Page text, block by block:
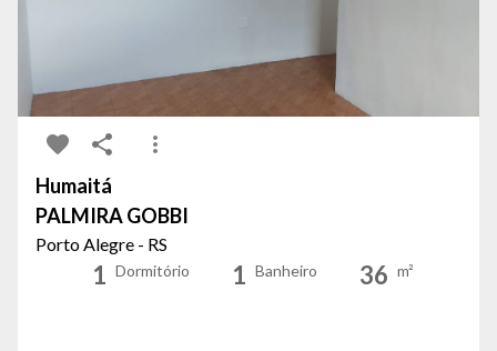
Humaitá
PALMIRA GOBBI
Porto Alegre - RS
1 Dormitório 1 Banheiro 36 m²